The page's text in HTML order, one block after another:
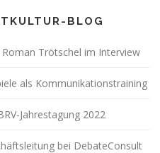
BLOG
Trötschel im Interview
als Kommunikationstraining
Jahrestagung 2022
bei DebateConsult